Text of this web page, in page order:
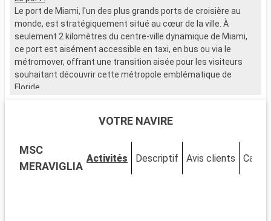
Le port de Miami, l'un des plus grands ports de croisière au
monde, est stratégiquement situé au cœur de la ville. À
seulement 2 kilomètres du centre-ville dynamique de Miami,
ce port est aisément accessible en taxi, en bus ou via le
métromover, offrant une transition aisée pour les visiteurs
souhaitant découvrir cette métropole emblématique de
Floride.
Miami est un mélange vibrant de cultures, d'art et de plages.
fresques murales et ses galeries avant-gardistes. Le quartier
historique Art Déco de South Beach vous transporte dans les
années 1930 avec ses bâtiments colorés et son ambiance
VOTRE NAVIRE
MSC
MERAVIGLIA
Activités Descriptif Avis clients